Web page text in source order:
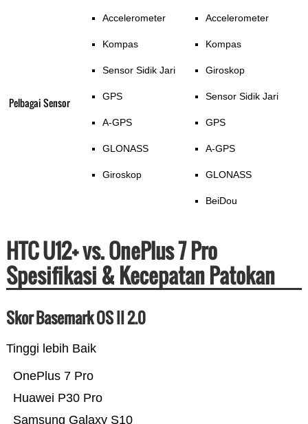
Pelbagai Sensor
Accelerometer
Kompas
Sensor Sidik Jari
GPS
A-GPS
GLONASS
Giroskop
Accelerometer
Kompas
Giroskop
Sensor Sidik Jari
GPS
A-GPS
GLONASS
BeiDou
HTC U12+ vs. OnePlus 7 Pro
Spesifikasi & Kecepatan Patokan
Skor Basemark OS II 2.0
Tinggi lebih Baik
Samsung Galaxy S10
Huawei P30 Pro
OnePlus 7 Pro